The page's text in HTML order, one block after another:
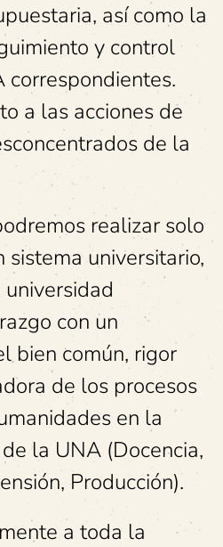
así como la
y control
correspondientes.
a las acciones de
de la
realizar solo
sistema universitario,
con un
bien común, rigor
de los procesos
en la
la UNA (Docencia,
Producción).
a toda la